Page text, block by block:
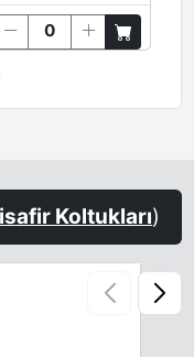
Koltukları)